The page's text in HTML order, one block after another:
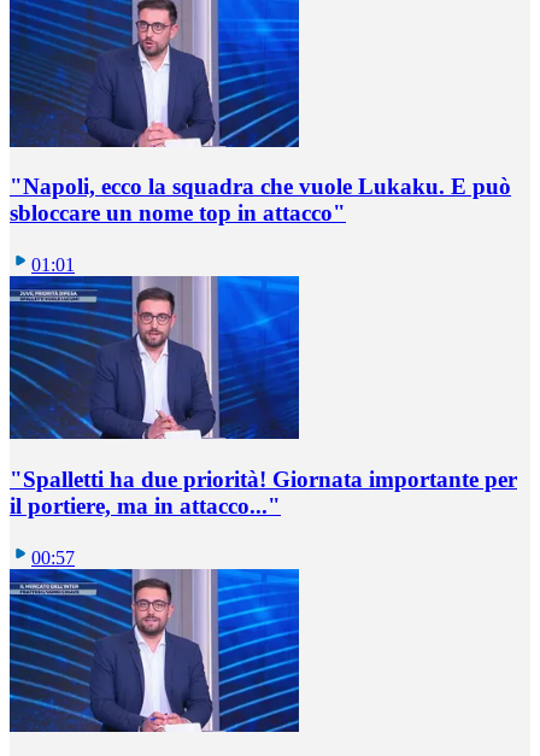
"Napoli, ecco la squadra che vuole Lukaku. E può
sbloccare un nome top in attacco"
01:01
"Spalletti ha due priorità! Giornata importante per
il portiere, ma in attacco..."
00:57